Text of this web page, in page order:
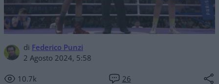
di Federico Punzi
2 Agosto 2024, 5:58
10.7k 26